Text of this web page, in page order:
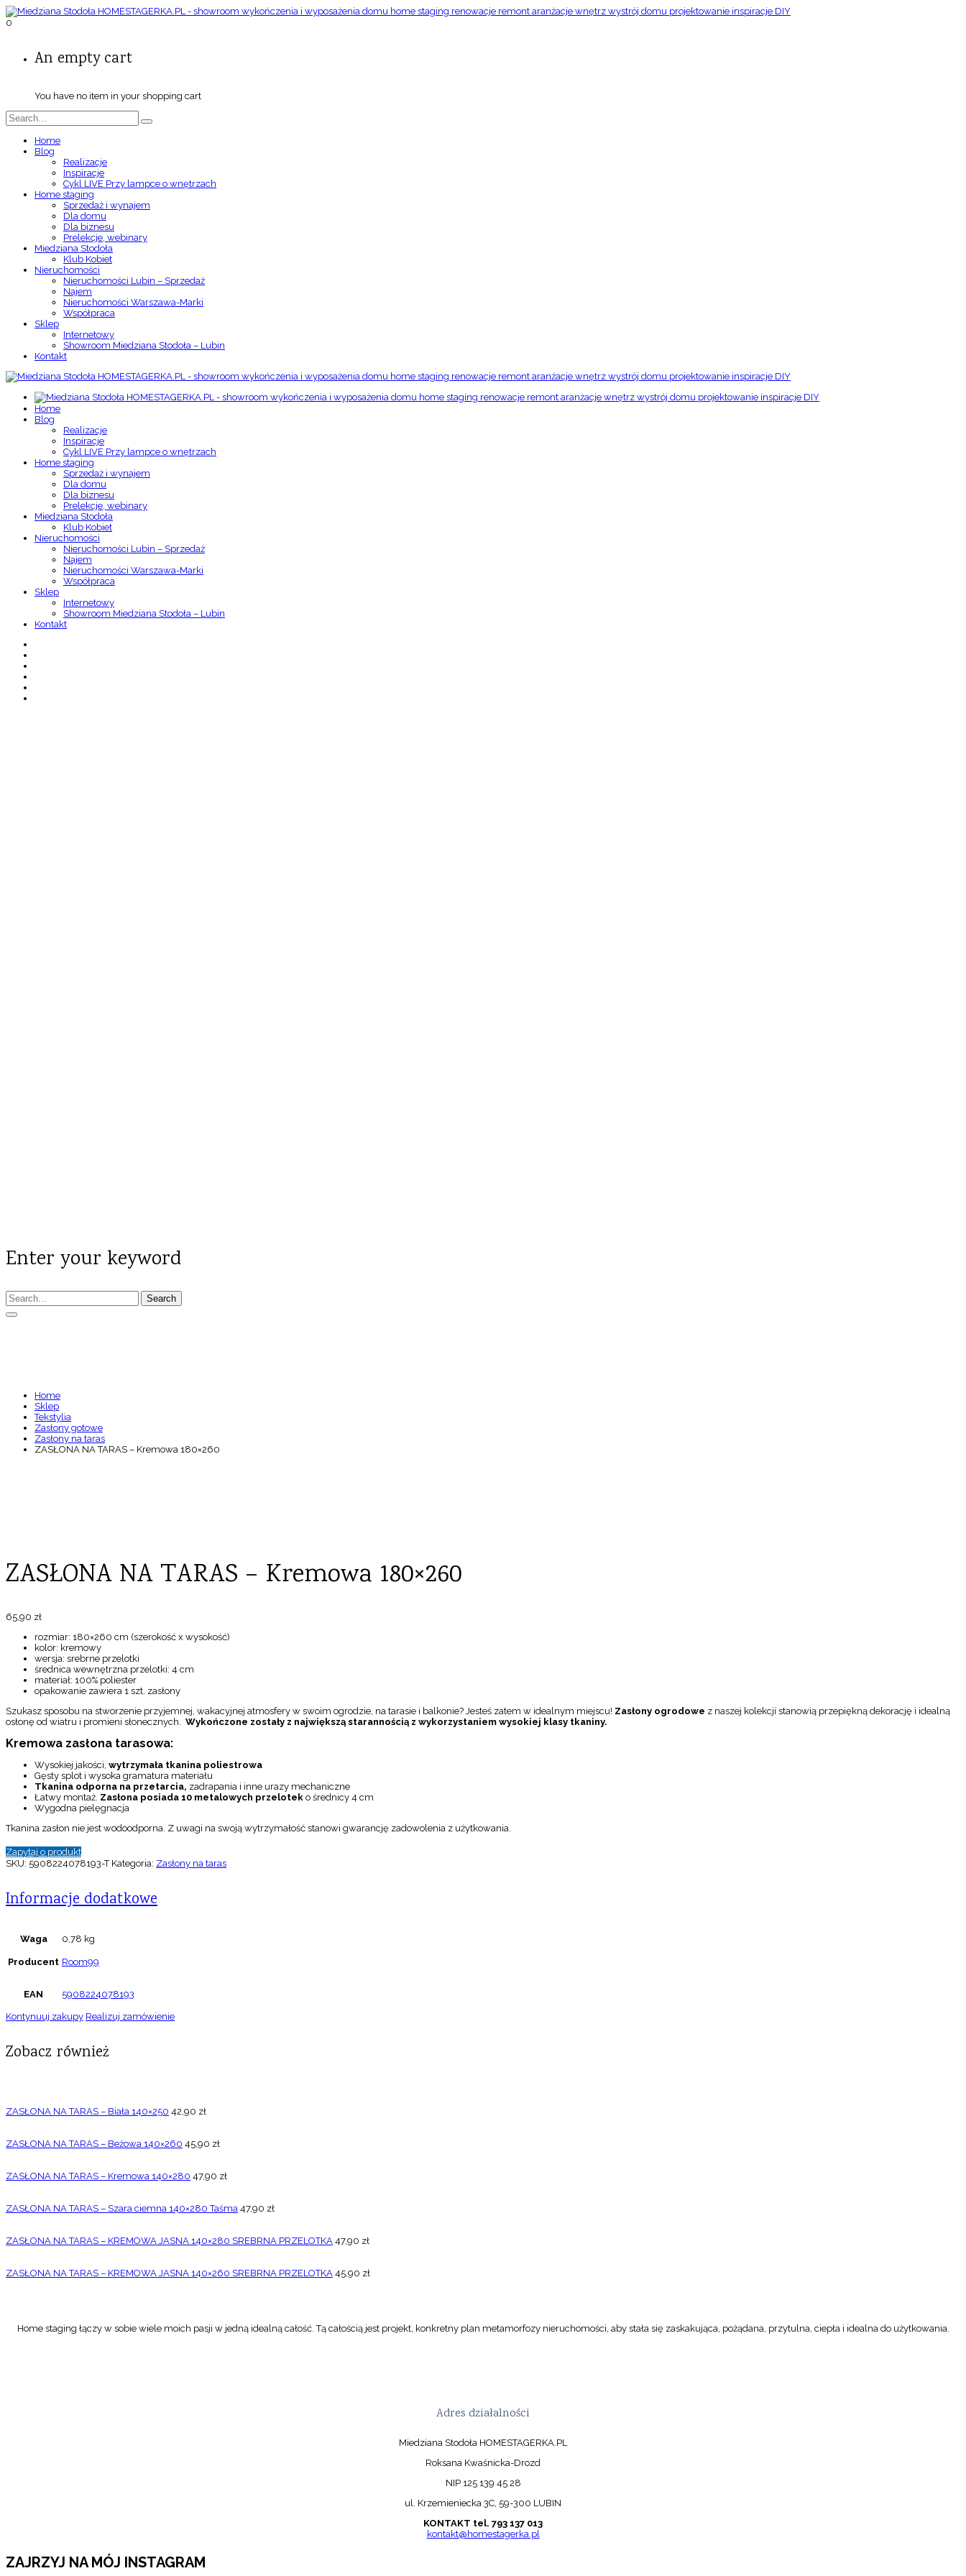
0
An empty cart
You have no item in your shopping cart
Home
Blog
Realizacje
Inspiracje
Cykl LIVE Przy lampce o wnętrzach
Home staging
Sprzedaż i wynajem
Dla domu
Dla biznesu
Prelekcje, webinary
Miedziana Stodoła
Klub Kobiet
Nieruchomości
Nieruchomości Lubin – Sprzedaż
Najem
Nieruchomości Warszawa-Marki
Współpraca
Sklep
Internetowy
Showroom Miedziana Stodoła – Lubin
Kontakt
Home
Blog
Realizacje
Inspiracje
Cykl LIVE Przy lampce o wnętrzach
Home staging
Sprzedaż i wynajem
Dla domu
Dla biznesu
Prelekcje, webinary
Miedziana Stodoła
Klub Kobiet
Nieruchomości
Nieruchomości Lubin – Sprzedaż
Najem
Nieruchomości Warszawa-Marki
Współpraca
Sklep
Internetowy
Showroom Miedziana Stodoła – Lubin
Kontakt
Enter your keyword
Search
Home
Sklep
Tekstylia
Zasłony gotowe
Zasłony na taras
ZASŁONA NA TARAS – Kremowa 180×260
ZASŁONA NA TARAS – Kremowa 180×260
65,90 zł
rozmiar: 180×260 cm (szerokość x wysokość)
kolor: kremowy
wersja: srebrne przelotki
średnica wewnętrzna przelotki: 4 cm
materiał: 100% poliester
opakowanie zawiera 1 szt. zasłony
Szukasz sposobu na stworzenie przyjemnej, wakacyjnej atmosfery w swoim ogrodzie, na tarasie i balkonie? Jesteś zatem w idealnym miejscu! Zasłony ogrodowe z naszej kolekcji stanowią przepiękną dekorację i idealną
osłonę od wiatru i promieni słonecznych. Wykończone zostały z największą starannością z wykorzystaniem wysokiej klasy tkaniny.
Kremowa zasłona tarasowa:
Wysokiej jakości, wytrzymała tkanina poliestrowa
Gęsty splot i wysoka gramatura materiału
Tkanina odporna na przetarcia, zadrapania i inne urazy mechaniczne
Łatwy montaż. Zasłona posiada 10 metalowych przelotek o średnicy 4 cm
Wygodna pielęgnacja
Tkanina zasłon nie jest wodoodporna. Z uwagi na swoją wytrzymałość stanowi gwarancję zadowolenia z użytkowania.
Zapytaj o produkt
SKU: 5908224078193-T Kategoria: Zasłony na taras
Informacje dodatkowe
Waga 0,78 kg
Producent Room99
EAN 5908224078193
Kontynuuj zakupy Realizuj zamówienie
Zobacz również
ZASŁONA NA TARAS – Biała 140×250 42,90 zł
ZASŁONA NA TARAS – Beżowa 140×260 45,90 zł
ZASŁONA NA TARAS – Kremowa 140×280 47,90 zł
ZASŁONA NA TARAS – Szara ciemna 140×280 Taśma 47,90 zł
ZASŁONA NA TARAS – KREMOWA JASNA 140×280 SREBRNA PRZELOTKA 47,90 zł
ZASŁONA NA TARAS – KREMOWA JASNA 140×260 SREBRNA PRZELOTKA 45,90 zł
Home staging łączy w sobie wiele moich pasji w jedną idealną całość. Tą całością jest projekt, konkretny plan metamorfozy nieruchomości, aby stała się zaskakująca, pożądana, przytulna, ciepła i idealna do użytkowania.
Adres działalności
Miedziana Stodoła HOMESTAGERKA.PL
Roksana Kwaśnicka-Drozd
NIP 125 139 45 28
ul. Krzemieniecka 3C, 59-300 LUBIN
KONTAKT tel. 793 137 013
kontakt@homestagerka.pl
ZAJRZYJ NA MÓJ INSTAGRAM